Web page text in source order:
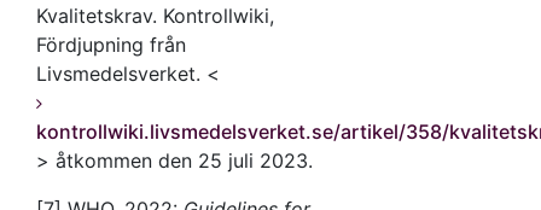
Kvalitetskrav. Kontrollwiki,
Fördjupning från
Livsmedelsverket. <
kontrollwiki.livsmedelsverket.se/artikel/358/
> åtkommen den 25 juli 2023.